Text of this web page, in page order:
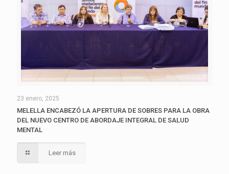
23 enero, 2025
MELELLA ENCABEZÓ LA APERTURA DE SOBRES PARA LA OBRA
DEL NUEVO CENTRO DE ABORDAJE INTEGRAL DE SALUD
MENTAL
Leer más